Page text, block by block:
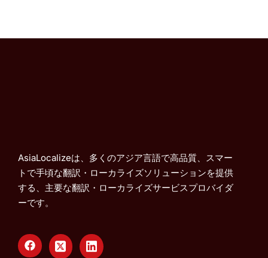
AsiaLocalizeは、多くのアジア言語で高品質、スマー
トで手頃な翻訳・ローカライズソリューションを提供
する、主要な翻訳・ローカライズサービスプロバイダ
ーです。